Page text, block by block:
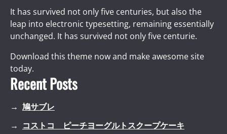
It has survived not only five centuries, but also the
leap into electronic typesetting, remaining essentially
unchanged. It has survived not only five centurie.
Download this theme now and make awesome site
today.
Recent Posts
鳩サブレ
コストコ ピーチヨーグルトスクープケーキ